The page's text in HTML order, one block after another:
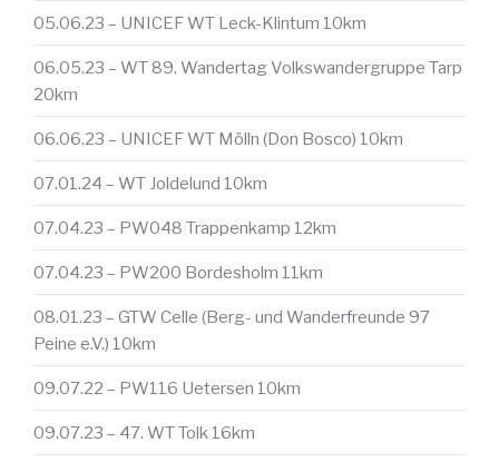
05.06.23 – UNICEF WT Leck-Klintum 10km
06.05.23 – WT 89. Wandertag Volkswandergruppe Tarp
20km
06.06.23 – UNICEF WT Mölln (Don Bosco) 10km
07.01.24 – WT Joldelund 10km
07.04.23 – PW048 Trappenkamp 12km
07.04.23 – PW200 Bordesholm 11km
08.01.23 – GTW Celle (Berg- und Wanderfreunde 97
Peine e.V.) 10km
09.07.22 – PW116 Uetersen 10km
09.07.23 – 47. WT Tolk 16km